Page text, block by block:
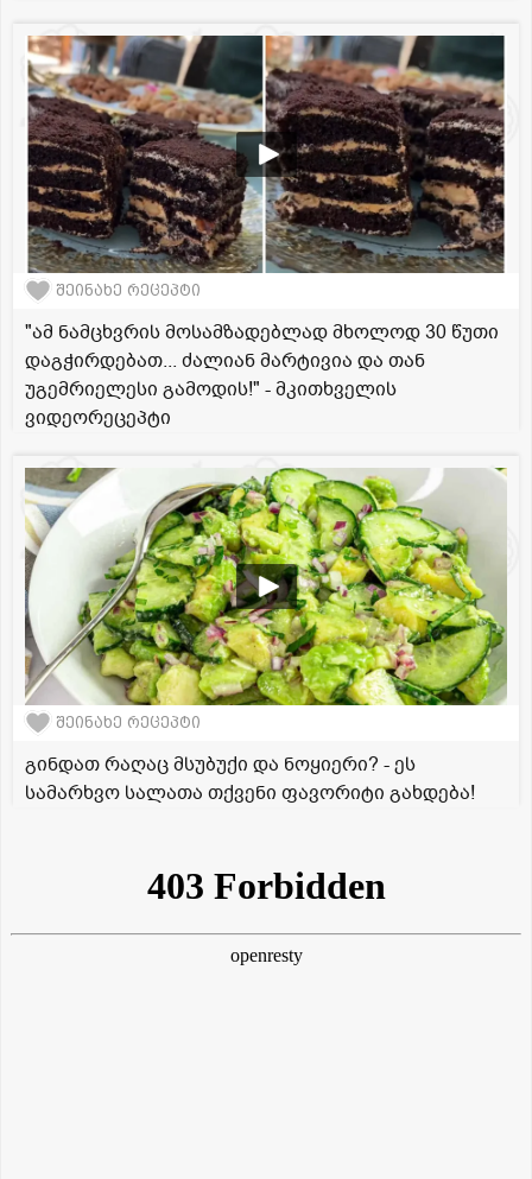
შეინახე რეცეპტი
"ამ ნამცხვრის მოსამზადებლად მხოლოდ 30 წუთი
დაგჭირდებათ... ძალიან მარტივია და თან
უგემრიელესი გამოდის!" - მკითხველის
ვიდეორეცეპტი
შეინახე რეცეპტი
გინდათ რაღაც მსუბუქი და ნოყიერი? - ეს
სამარხვო სალათა თქვენი ფავორიტი გახდება!